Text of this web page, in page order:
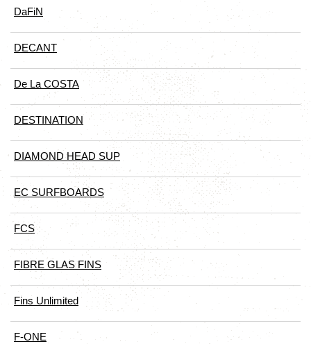
DaFiN
DECANT
De La COSTA
DESTINATION
DIAMOND HEAD SUP
EC SURFBOARDS
FCS
FIBRE GLAS FINS
Fins Unlimited
F-ONE